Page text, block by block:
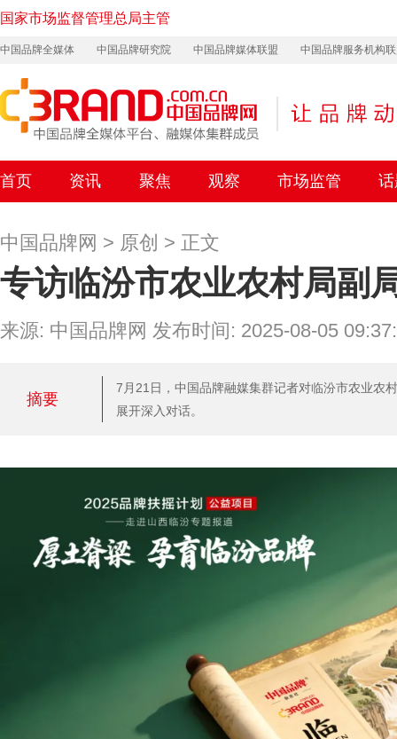
国家市场监督管理总局主管
中国品牌全媒体 中国品牌研究院 中国品牌媒体联盟 中国品牌服务机构
首页 资讯 聚焦 观察 市场监管
中国品牌网 > 原创 > 正文
专访临汾市农业农村局副
来源: 中国品牌网 发布时间: 2025-08-05
摘要
7月21日，中国品牌融媒集群记者对临汾市农业农
展开深入对话。